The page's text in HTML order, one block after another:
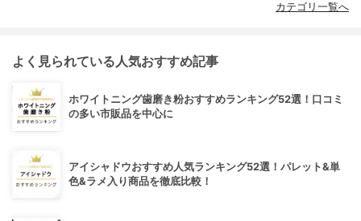
カテゴリ一覧へ
よく見られている人気おすすめ記事
ホワイトニング歯磨き粉おすすめランキング52選！口コミ
の多い市販品を中心に
アイシャドウおすすめ人気ランキング52選！パレット&単
色&ラメ入り商品を徹底比較！